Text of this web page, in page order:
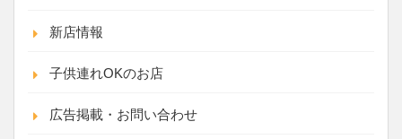
新店情報
子供連れOKのお店
広告掲載・お問い合わせ